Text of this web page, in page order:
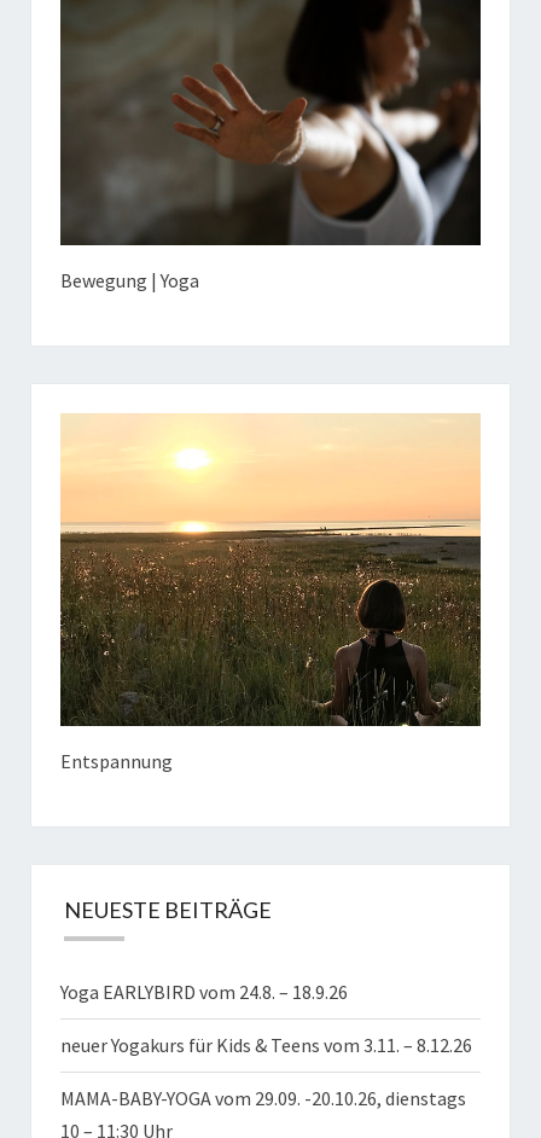
Bewegung | Yoga
Entspannung
NEUESTE BEITRÄGE
Yoga EARLYBIRD vom 24.8. – 18.9.26
neuer Yogakurs für Kids & Teens vom 3.11. – 8.12.26
MAMA-BABY-YOGA vom 29.09. -20.10.26, dienstags
10 – 11:30 Uhr